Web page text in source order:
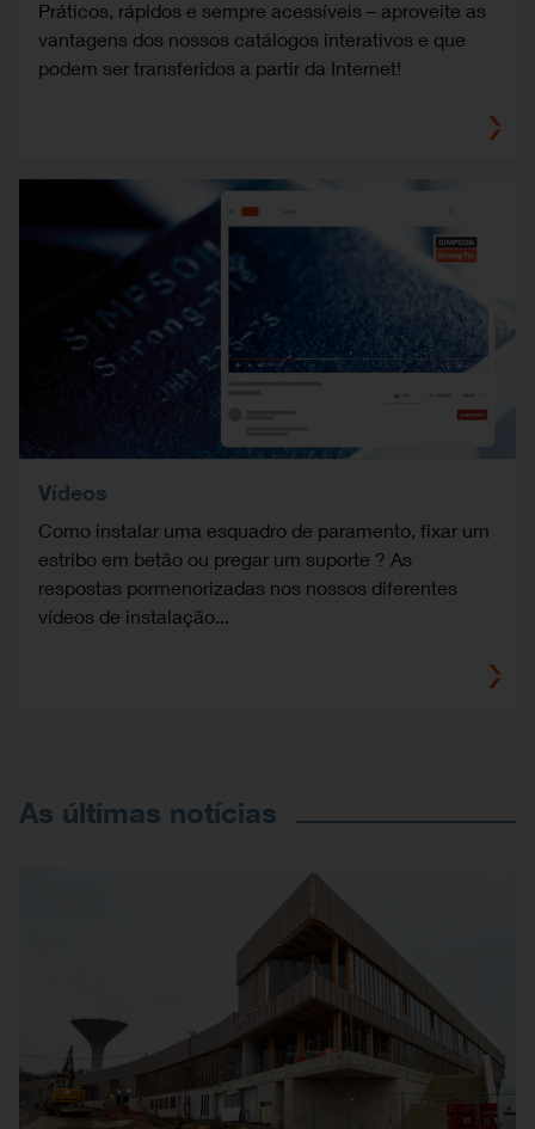
Práticos, rápidos e sempre acessíveis – aproveite as
vantagens dos nossos catálogos interativos e que
podem ser transferidos a partir da Internet!
Vídeos
Como instalar uma esquadro de paramento, fixar um
estribo em betão ou pregar um suporte ? As
respostas pormenorizadas nos nossos diferentes
vídeos de instalação...
As últimas notícias